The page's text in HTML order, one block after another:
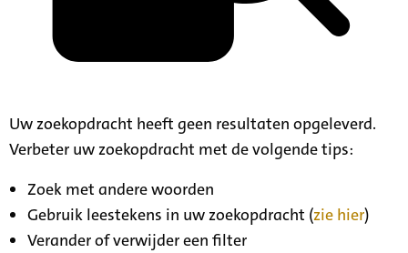
Uw zoekopdracht heeft geen resultaten opgeleverd.
Verbeter uw zoekopdracht met de volgende tips:
Zoek met andere woorden
Gebruik leestekens in uw zoekopdracht (zie hier)
Verander of verwijder een filter